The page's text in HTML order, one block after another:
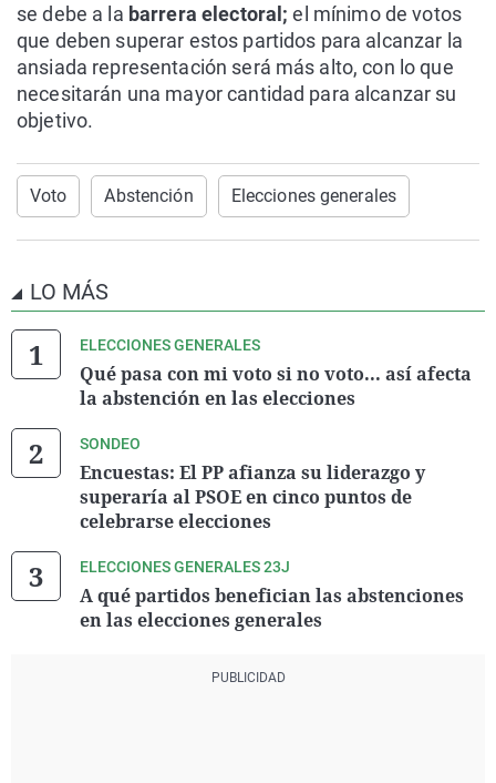
se debe a la barrera electoral; el mínimo de votos
que deben superar estos partidos para alcanzar la
ansiada representación será más alto, con lo que
necesitarán una mayor cantidad para alcanzar su
objetivo.
Voto Abstención Elecciones generales
LO MÁS
ELECCIONES GENERALES
Qué pasa con mi voto si no voto... así afecta
la abstención en las elecciones
SONDEO
Encuestas: El PP afianza su liderazgo y
superaría al PSOE en cinco puntos de
celebrarse elecciones
ELECCIONES GENERALES 23J
A qué partidos benefician las abstenciones
en las elecciones generales